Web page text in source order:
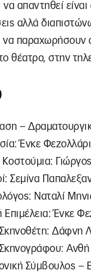
να απαντηθεί
αλλά
παραχωρήσουν
θέατρο, στην
–
Ένκε Φεζολλάρι
Κοστούμια:
Σεμίνα
Ναταλί
Ένκε
Δάφνη
Σύμβουλος –